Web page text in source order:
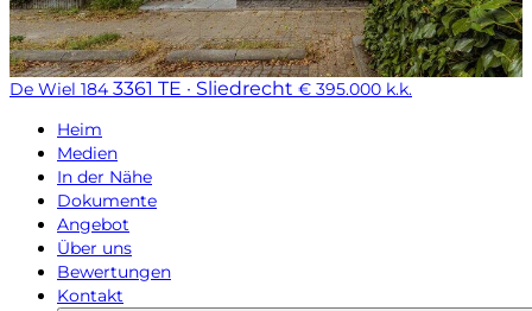
De Wiel 184 3361 TE · Sliedrecht € 395.000 k.k.
Heim
Medien
In der Nähe
Dokumente
Angebot
Über uns
Bewertungen
Kontakt